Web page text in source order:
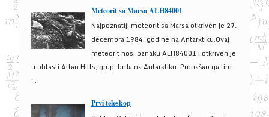
Meteorit sa Marsa ALH84001
Najpoznatiji meteorit sa Marsa otkriven je 27.
decembra 1984. godine na Antarktiku.Ovaj
meteorit nosi oznaku ALH84001 i otkriven je
u oblasti Allan Hills, grupi brda na Antarktiku. Pronašao ga tim
...
Prvi teleskop